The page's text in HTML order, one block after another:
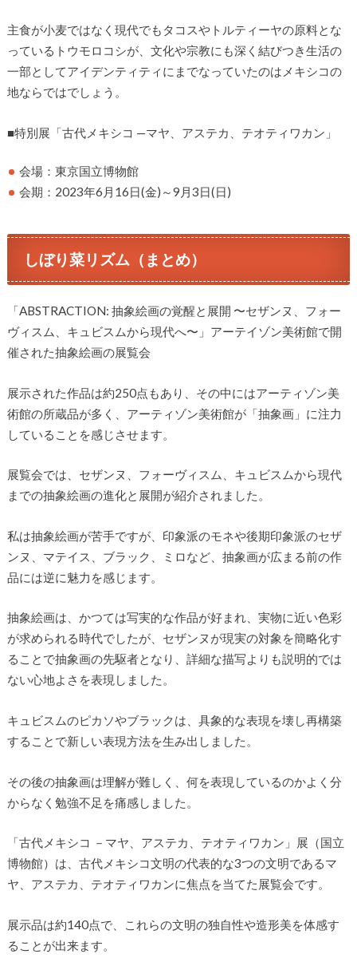
主食が小麦ではなく現代でもタコスやトルティーヤの原料とな
っているトウモロコシが、文化や宗教にも深く結びつき生活の
一部としてアイデンティティにまでなっていたのはメキシコの
地ならではでしょう。
■特別展「古代メキシコ —マヤ、アステカ、テオティワカン」
会場：東京国立博物館
会期：2023年6月16日(金)～9月3日(日)
しぼり菜リズム（まとめ）
「ABSTRACTION: 抽象絵画の覚醒と展開 〜セザンヌ、フォー
ヴィスム、キュビスムから現代へ〜」アーテイゾン美術館で開
催された抽象絵画の展覧会
展示された作品は約250点もあり、その中にはアーティゾン美
術館の所蔵品が多く、アーティゾン美術館が「抽象画」に注力
していることを感じさせます。
展覧会では、セザンヌ、フォーヴィスム、キュビスムから現代
までの抽象絵画の進化と展開が紹介されました。
私は抽象絵画が苦手ですが、印象派のモネや後期印象派のセザ
ンヌ、マテイス、ブラック、ミロなど、抽象画が広まる前の作
品には逆に魅力を感じます。
抽象絵画は、かつては写実的な作品が好まれ、実物に近い色彩
が求められる時代でしたが、セザンヌが現実の対象を簡略化す
ることで抽象画の先駆者となり、詳細な描写よりも説明的では
ない心地よさを表現しました。
キュビスムのピカソやブラックは、具象的な表現を壊し再構築
することで新しい表現方法を生み出しました。
その後の抽象画は理解が難しく、何を表現しているのかよく分
からなく勉強不足を痛感しました。
「古代メキシコ －マヤ、アステカ、テオティワカン」展（国立
博物館）は、古代メキシコ文明の代表的な3つの文明であるマ
ヤ、アステカ、テオティワカンに焦点を当てた展覧会です。
展示品は約140点で、これらの文明の独自性や造形美を体感す
ることが出来ます。